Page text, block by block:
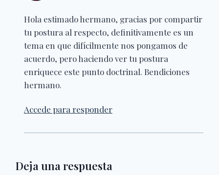
Hola estimado hermano, gracias por compartir
tu postura al respecto, definitivamente es un
tema en que difícilmente nos pongamos de
acuerdo, pero haciendo ver tu postura
enriquece este punto doctrinal. Bendiciones
hermano.
Accede para responder
Deja una respuesta